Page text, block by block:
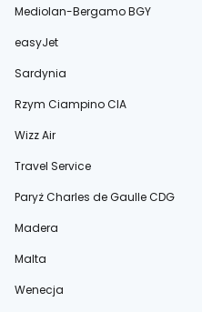
Mediolan-Bergamo BGY
easyJet
Sardynia
Rzym Ciampino CIA
Wizz Air
Travel Service
Paryż Charles de Gaulle CDG
Madera
Malta
Wenecja